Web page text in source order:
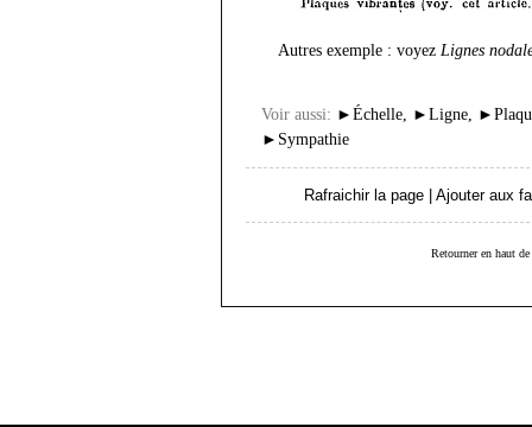
Autres exemple : voyez Lignes
Voir aussi: ► Échelle, ► Ligne, ►
► Sympathie
Rafraichir la page | Ajouter aux
Retourner en haut de